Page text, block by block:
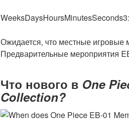
Ожидается, что местные игровые
Предварительные мероприятия
Что нового в One
Collection?